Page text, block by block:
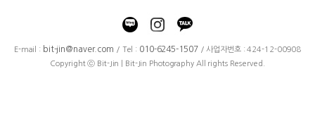
E-mail : bit-jin@naver.com / Tel : 010-6245-1507 / 사업자번호 : 424-12-00908
Copyright ⓒ Bit-Jin | Bit-Jin Photography All rights Reserved.